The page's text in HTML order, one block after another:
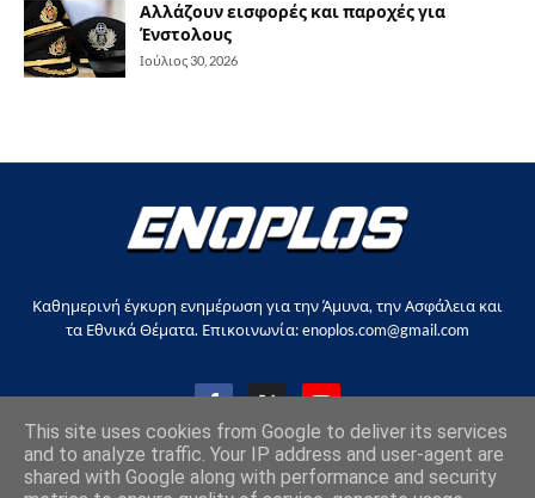
Αλλάζουν εισφορές και παροχές για
Ένστολους
Ιούλιος 30, 2026
Καθημερινή έγκυρη ενημέρωση για την Άμυνα, την Ασφάλεια και
τα Εθνικά Θέματα. Επικοινωνία: enoplos.com@gmail.com
This site uses cookies from Google to deliver its services
and to analyze traffic. Your IP address and user-agent are
shared with Google along with performance and security